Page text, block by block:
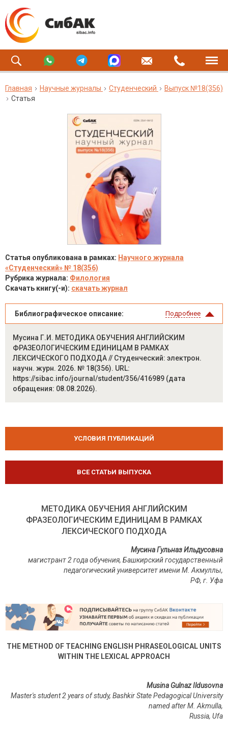
Главная Научные журналы Студенческий
Выпуск №18(356)
Статья
Статья опубликована в рамках: Научного журнала
«Студенческий» № 18(356)
Рубрика журнала: Филология
Скачать книгу(-и): скачать журнал
Библиографическое описание: Подробнее
Мусина Г.И. МЕТОДИКА ОБУЧЕНИЯ АНГЛИЙСКИМ
ФРАЗЕОЛОГИЧЕСКИМ ЕДИНИЦАМ В РАМКАХ
ЛЕКСИЧЕСКОГО ПОДХОДА // Студенческий: электрон.
научн. журн. 2026. № 18(356). URL:
https://sibac.info/journal/student/356/416989 (дата
обращения: 08.08.2026).
УСЛОВИЯ ПУБЛИКАЦИЙ
ВСЕ СТАТЬИ ВЫПУСКА
МЕТОДИКА ОБУЧЕНИЯ АНГЛИЙСКИМ
ФРАЗЕОЛОГИЧЕСКИМ ЕДИНИЦАМ В РАМКАХ
ЛЕКСИЧЕСКОГО ПОДХОДА
Мусина Гульназ Ильдусовна
магистрант 2 года обучения, Башкирский государственный
педагогический университет имени М. Акмуллы,
РФ, г. Уфа
THE METHOD OF TEACHING ENGLISH PHRASEOLOGICAL UNITS
WITHIN THE LEXICAL APPROACH
Musina Gulnaz Ildusovna
Master's student 2 years of study, Bashkir State Pedagogical University
named after M. Akmulla,
Russia, Ufa